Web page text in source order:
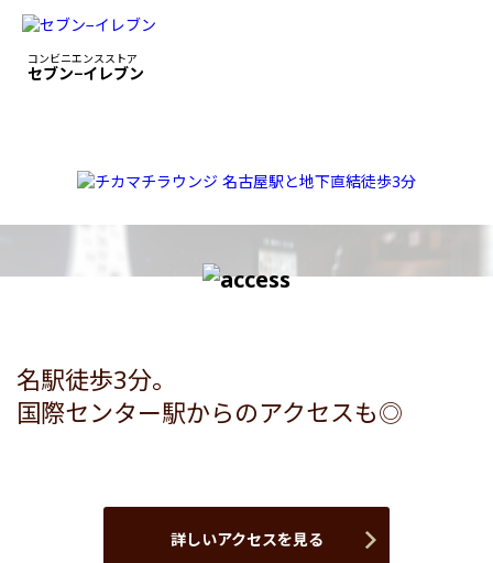
コンビニエンスストア
セブン−イレブン
名駅徒歩3分。
国際センター駅からのアクセスも◎
詳しいアクセスを見る